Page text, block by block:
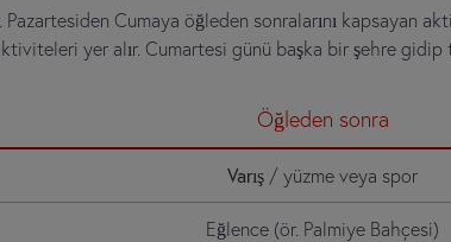
Cumaya öğleden sonralarını kapsayan
yer alır. Cumartesi günü başka bir şehre gidip
Öğleden sonra
Varış / yüzme veya spor
Eğlence (ör. Palmiye Bahçesi)